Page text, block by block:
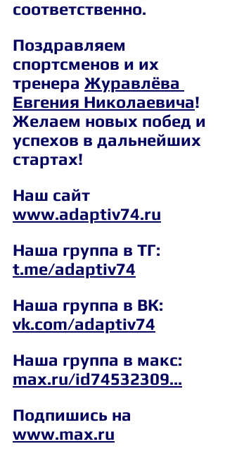
соответственно.
Поздравляем
спортсменов и их
тренера Журавлёва
Евгения Николаевича!
Желаем новых побед и
успехов в дальнейших
стартах!
Наш сайт
www.adaptiv74.ru
Наша группа в ТГ:
t.me/adaptiv74
Наша группа в ВК:
vk.com/adaptiv74
Наша группа в макс:
max.ru/id74532309...
Подпишись на
www.max.ru